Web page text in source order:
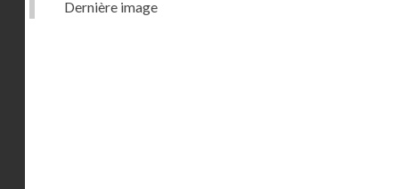
Dernière image